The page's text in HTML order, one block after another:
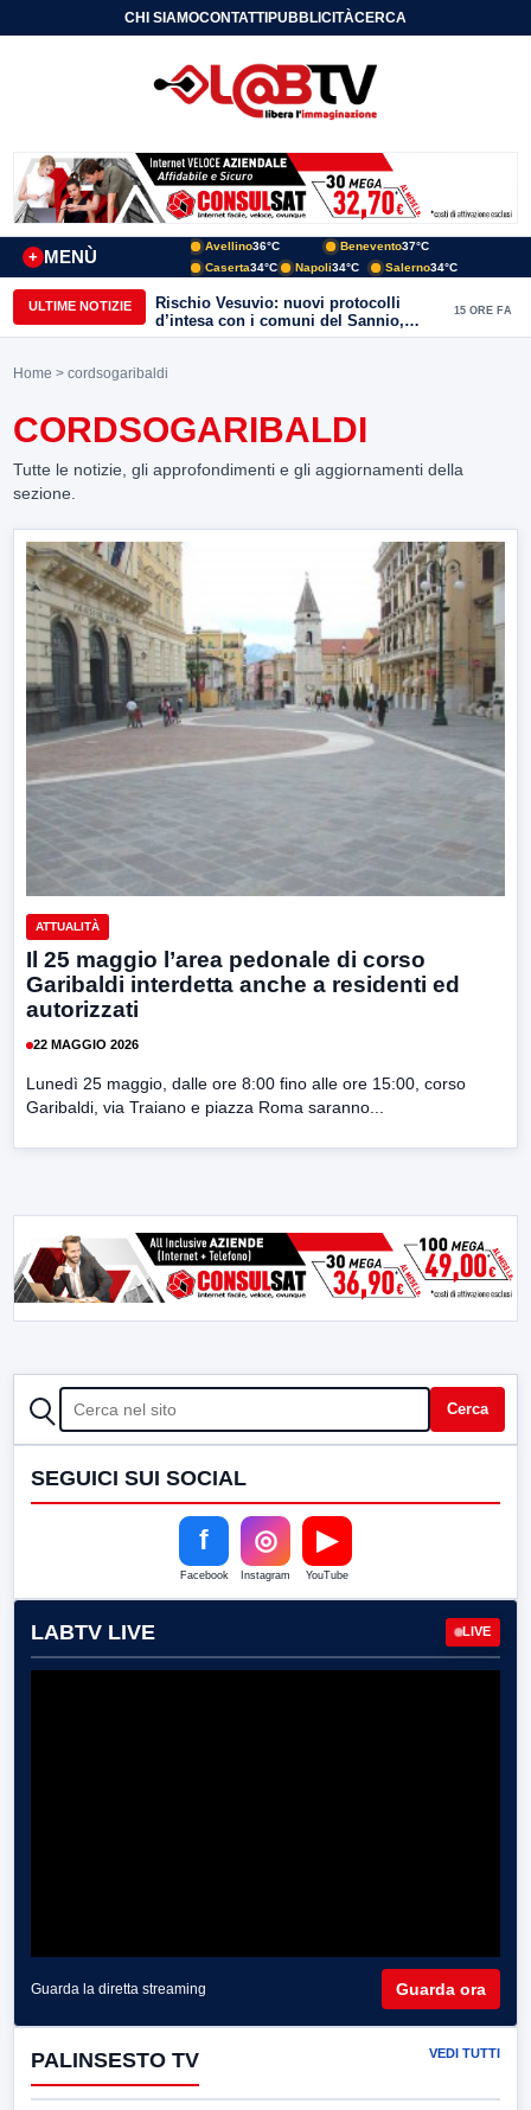
CHI SIAMOCONTATTIPUBBLICITÀCERCA
MENÙ
+
Avellino36°C Benevento37°C
Caserta34°C Napoli34°C Salerno34°C
ULTIME NOTIZIE
Rischio Vesuvio: nuovi protocolli
d’intesa con i comuni del Sannio,
firmato il protocollo con Arpaise
15 ORE FA
Home > cordsogaribaldi
CORDSOGARIBALDI
Tutte le notizie, gli approfondimenti e gli aggiornamenti della
sezione.
ATTUALITÀ
Il 25 maggio l’area pedonale di corso
Garibaldi interdetta anche a residenti ed
autorizzati
22 MAGGIO 2026
Lunedì 25 maggio, dalle ore 8:00 fino alle ore 15:00, corso
Garibaldi, via Traiano e piazza Roma saranno...
CERCA Cerca
SEGUICI SUI SOCIAL
f
Facebook
◎
Instagram
▶
YouTube
LABTV LIVE LIVE
Guarda la diretta streaming Guarda ora
PALINSESTO TV VEDI TUTTI